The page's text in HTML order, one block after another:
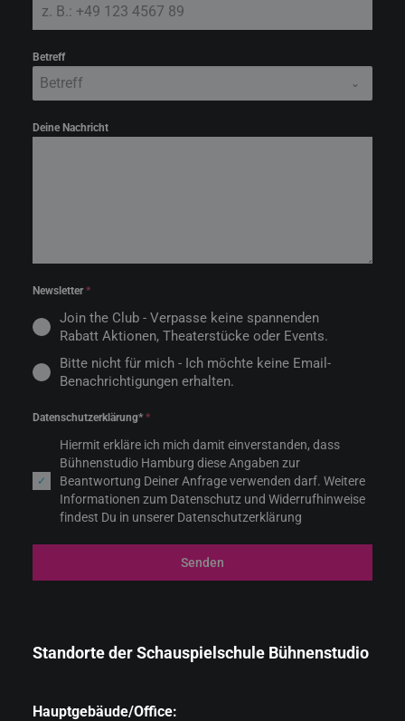
Betreff
Betreff
Deine Nachricht
Newsletter*
Join the Club - Verpasse keine spannenden
Rabatt Aktionen, Theaterstücke oder Events.
Bitte nicht für mich - Ich möchte keine Email-
Benachrichtigungen erhalten.
Datenschutzerklärung* *
Hiermit erkläre ich mich damit einverstanden, dass
Bühnenstudio Hamburg diese Angaben zur
Beantwortung Deiner Anfrage verwenden darf. Weitere
Informationen zum Datenschutz und Widerrufhinweise
findest Du in unserer Datenschutzerklärung
Senden
Standorte der Schauspielschule Bühnenstudio
Hauptgebäude/Office: